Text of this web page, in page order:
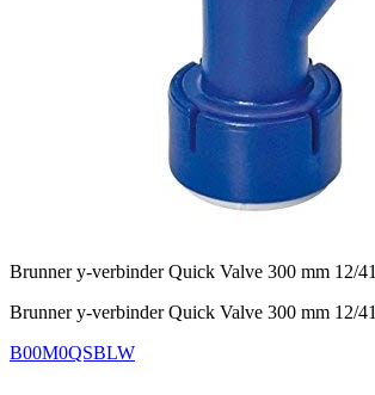
Brunner y-verbinder Quick Valve 300 mm 12/
Brunner y-verbinder Quick Valve 300 mm 12/
B00M0QSBLW